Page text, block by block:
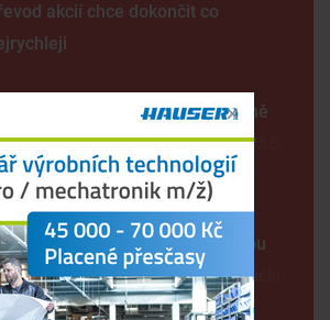
akcií chce dokončit co
rána pro Dynamo. Klub zřejmě
béčko, pro dva týmy nemá hráče
opět spatřili černou kočkovitou
tentokrát na Českobudějovicku